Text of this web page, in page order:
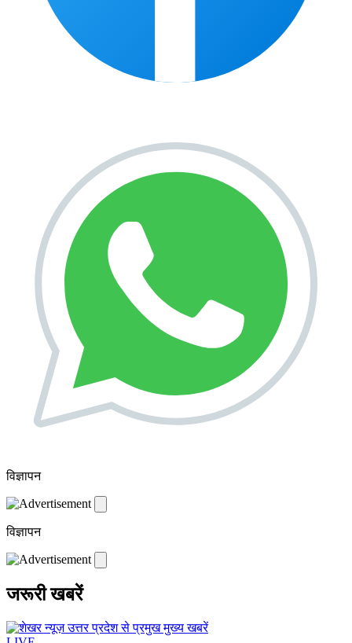
विज्ञापन
विज्ञापन
जरूरी खबरें